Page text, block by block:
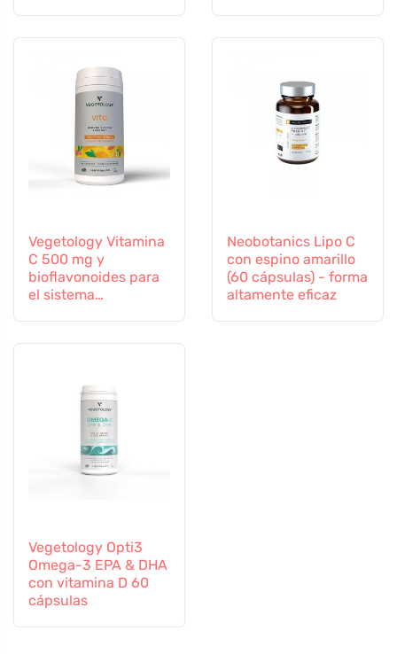
Vegetology Vitamina
C 500 mg y
bioflavonoides para
el sistema
Neobotanics Lipo C
con espino amarillo
(60 cápsulas) - forma
altamente eficaz
Vegetology Opti3
Omega-3 EPA & DHA
con vitamina D 60
cápsulas